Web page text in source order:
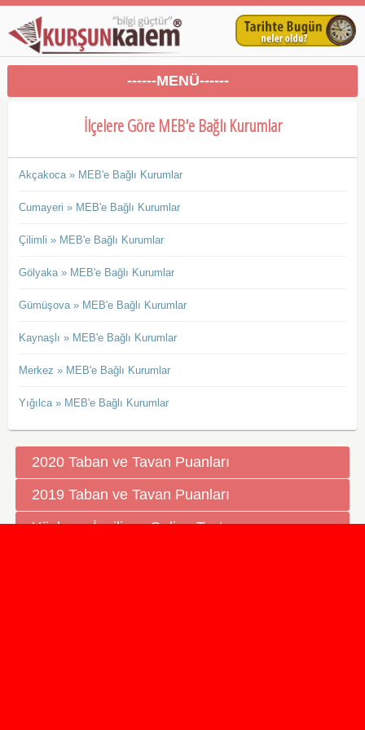
------MENÜ------
İlçelere Göre MEB'e Bağlı Kurumlar
Akçakoca » MEB'e Bağlı Kurumlar
Cumayeri » MEB'e Bağlı Kurumlar
Çilimli » MEB'e Bağlı Kurumlar
Gölyaka » MEB'e Bağlı Kurumlar
Gümüşova » MEB'e Bağlı Kurumlar
Kaynaşlı » MEB'e Bağlı Kurumlar
Merkez » MEB'e Bağlı Kurumlar
Yığılca » MEB'e Bağlı Kurumlar
2020 Taban ve Tavan Puanları
2019 Taban ve Tavan Puanları
Yüzlerce İngilizce Online Test